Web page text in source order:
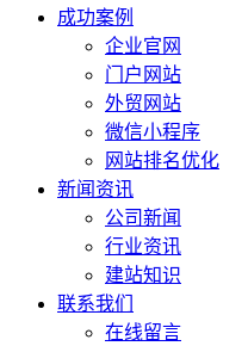
成功案例
企业官网
门户网站
外贸网站
微信小程序
网站排名优化
新闻资讯
公司新闻
行业资讯
建站知识
联系我们
在线留言